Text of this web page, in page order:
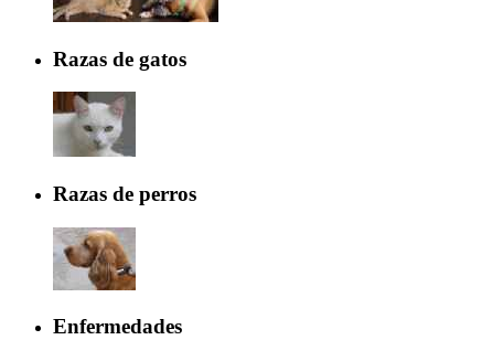
Razas de gatos
Razas de perros
Enfermedades